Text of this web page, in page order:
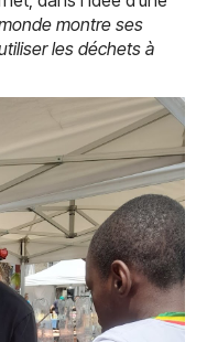
montre ses
les déchets à